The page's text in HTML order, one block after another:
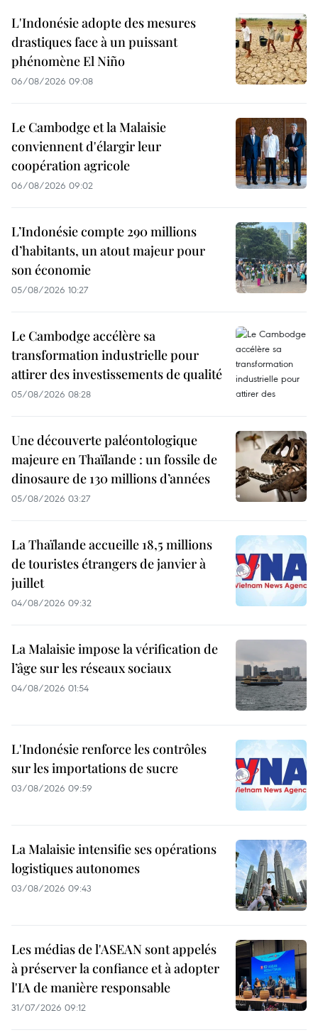
L'Indonésie adopte des mesures
drastiques face à un puissant
phénomène El Niño
06/08/2026 09:08
Le Cambodge et la Malaisie
conviennent d'élargir leur
coopération agricole
06/08/2026 09:02
L’Indonésie compte 290 millions
d’habitants, un atout majeur pour
son économie
05/08/2026 10:27
Le Cambodge accélère sa
transformation industrielle pour
attirer des investissements de qualité
05/08/2026 08:28
Une découverte paléontologique
majeure en Thaïlande : un fossile de
dinosaure de 130 millions d’années
05/08/2026 03:27
La Thaïlande accueille 18,5 millions
de touristes étrangers de janvier à
juillet
04/08/2026 09:32
La Malaisie impose la vérification de
l’âge sur les réseaux sociaux
04/08/2026 01:54
L'Indonésie renforce les contrôles
sur les importations de sucre
03/08/2026 09:59
La Malaisie intensifie ses opérations
logistiques autonomes
03/08/2026 09:43
Les médias de l'ASEAN sont appelés
à préserver la confiance et à adopter
l'IA de manière responsable
31/07/2026 09:12